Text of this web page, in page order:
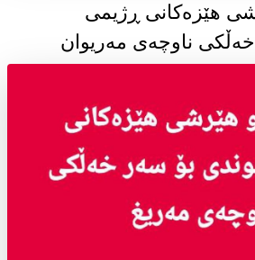
هێزەکانی ڕژیمی
ناوچەی مەریوان